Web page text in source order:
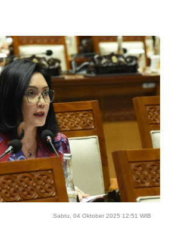
Sabtu, 04 Oktober 2025 12:51 WIB